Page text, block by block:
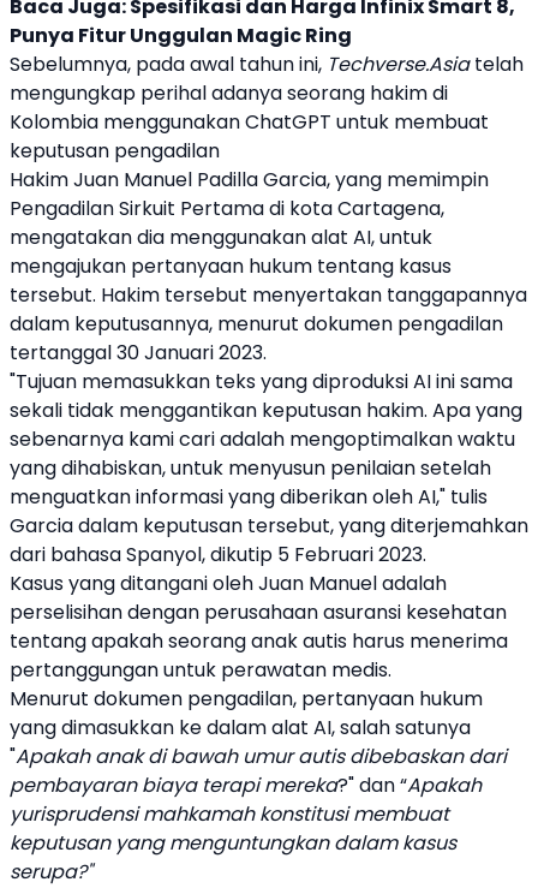
Baca Juga:Spesifikasi dan Harga Infinix Smart 8,
Punya Fitur Unggulan Magic Ring
Sebelumnya, pada awal tahun ini, Techverse.Asiatelah
mengungkap perihal adanya seorang hakim di
Kolombia menggunakanChatGPT untuk membuat
keputusan pengadilan
Hakim Juan Manuel Padilla Garcia, yang memimpin
Pengadilan Sirkuit Pertama di kota Cartagena,
mengatakan dia menggunakan alat AI, untuk
mengajukan pertanyaan hukum tentang kasus
tersebut. Hakim tersebut menyertakan tanggapannya
dalam keputusannya, menurut dokumen pengadilan
tertanggal 30 Januari 2023.
"Tujuan memasukkan teks yang diproduksiAIini sama
sekali tidak menggantikan keputusan hakim. Apa yang
sebenarnya kami cari adalah mengoptimalkan waktu
yang dihabiskan, untuk menyusun penilaian setelah
menguatkan informasi yang diberikan olehAI," tulis
Garcia dalam keputusan tersebut, yang diterjemahkan
dari bahasa Spanyol, dikutip 5 Februari 2023.
Kasus yang ditangani oleh Juan Manuel adalah
perselisihan dengan perusahaan asuransi kesehatan
tentang apakah seorang anak autis harus menerima
pertanggungan untuk perawatan medis.
Menurut dokumen pengadilan, pertanyaan hukum
yang dimasukkan ke dalam alat AI, salah satunya
"Apakah anak di bawah umur autis dibebaskan dari
pembayaran biaya terapi mereka?" dan “Apakah
yurisprudensi mahkamah konstitusi membuat
keputusan yang menguntungkan dalam kasus
serupa?"